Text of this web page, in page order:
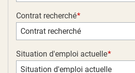
Contrat recherché
Contrat recherché
Situation d'emploi actuelle
Situation d'emploi actuelle